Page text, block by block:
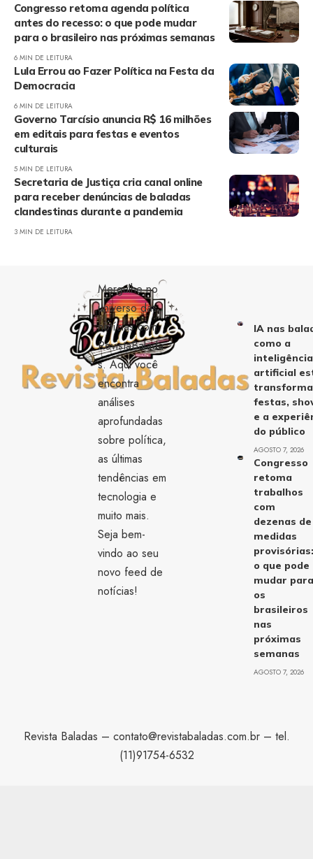
Congresso retoma agenda política
antes do recesso: o que pode mudar
para o brasileiro nas próximas semanas
6 MIN DE LEITURA
Lula Errou ao Fazer Política na Festa da
Democracia
6 MIN DE LEITURA
Governo Tarcísio anuncia R$ 16 milhões
em editais para festas e eventos
culturais
5 MIN DE LEITURA
Secretaria de Justiça cria canal online
para receber denúncias de baladas
clandestinas durante a pandemia
3 MIN DE LEITURA
Mergulhe no
universo das
notícias com
RevistaBalada
s. Aqui você
encontra
análises
aprofundadas
sobre política,
as últimas
tendências em
tecnologia e
muito mais.
Seja bem-
vindo ao seu
novo feed de
notícias!
IA nas
como a
inteligência
artificial
festas,
e a
do público
AGOSTO 7, 2026
Congresso
retoma
trabalhos
com
dezenas de
medidas
o que pode
mudar
os
brasileiros
nas
próximas
semanas
AGOSTO 7, 2026
Revista Baladas – contato@revistabaladas.com.br– tel.
(11)91754-6532